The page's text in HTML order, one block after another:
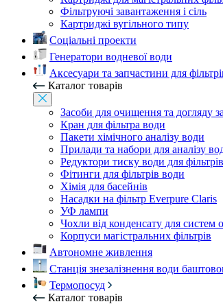
Фільтруючі завантаження і сіль
Картриджі вугільного типу
Соціальні проекти
Генератори водневої води
Аксесуари та запчастини для
Каталог товарів
Засоби для очищення та догляду
Кран для фільтра води
Пакети хімічного аналізу води
Прилади та набори для аналізу
Редуктори тиску води для фільтрів
Фітинги для фільтрів води
Хімія для басейнів
Насадки на фільтр Everpure Claris
УФ лампи
Чохли від конденсату для
Корпуси магістральних фільтрів
Автономне живлення
Станція знезалізнення води
Термопосуд
Каталог товарів